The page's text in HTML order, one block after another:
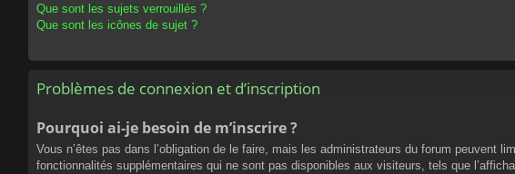
Que sont les sujets verrouillés ?
Que sont les icônes de sujet ?
Problèmes de connexion et d’inscription
Pourquoi ai-je besoin de m’inscrire ?
Vous n’êtes pas dans l’obligation de le faire, mais les administrateurs du forum
fonctionnalités supplémentaires qui ne sont pas disponibles aux visiteurs, tels que